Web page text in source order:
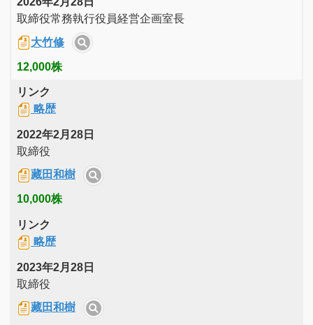
取締役常務執行役員経営企画室長
大竹修
12,000株
リンク
略歴
2022年2月28日
取締役
藏田和樹
10,000株
リンク
略歴
2023年2月28日
取締役
藏田和樹